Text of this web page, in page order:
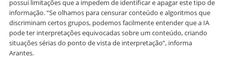
possui limitações que a impedem de identificar e apagar este tipo de
informação. “Se olhamos para censurar conteúdo e algoritmos que
discriminam certos grupos, podemos facilmente entender que a IA
pode ter interpretações equivocadas sobre um conteúdo, criando
situações sérias do ponto de vista de interpretação”, informa
Arantes.